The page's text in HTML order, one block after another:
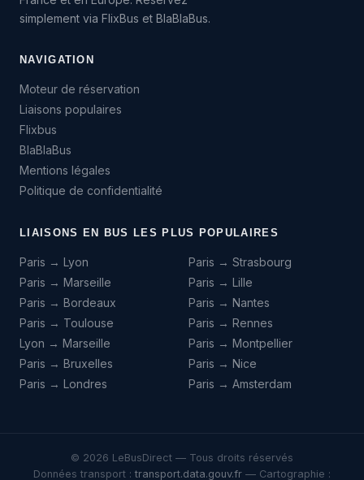
simplement via FlixBus et BlaBlaBus.
NAVIGATION
Moteur de réservation
Liaisons populaires
Flixbus
BlaBlaBus
Mentions légales
Politique de confidentialité
LIAISONS EN BUS LES PLUS POPULAIRES
Paris → Lyon
Paris → Marseille
Paris → Bordeaux
Paris → Toulouse
Lyon → Marseille
Paris → Bruxelles
Paris → Londres
Paris → Strasbourg
Paris → Lille
Paris → Nantes
Paris → Rennes
Paris → Montpellier
Paris → Nice
Paris → Amsterdam
© 2026 LeBusDirect — Tous droits réservés
Données transport : transport.data.gouv.fr — Cartographie :